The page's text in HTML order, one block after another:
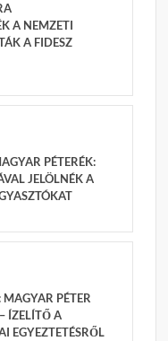
A NEMZETI
A FIDESZ
PÉTERÉK:
JELÖLNÉK A
MAGYAR PÉTER
ÍZELÍTŐ A
EGYEZTETÉSRŐL